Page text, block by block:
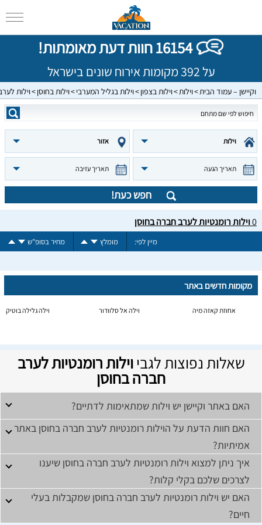
16154 חוות דעת מאומתות!
על 392 מקומות אירוח שונים בישראל
וקיישן – עמוד הבית וילות וילות בצפון וילות בגליל המערבי וילות בחוסן וילות
וילות אזור
תאריך הגעה תאריך עזיבה
חפש כעת!
0וילות רומנטיות לערב חברה בחוסן
מיין לפי: מומלץ מחיר בסופ"ש
מקומות חדשים באתר
אחוזת קאזה מיה וילה אל סלוודור וילה גלילה בוטיק
שאלות נפוצות לגביוילות רומנטיות לערב
חברה בחוסן
האם באתר וקיישן יש וילות שמתאימות לדתיים?
האם חוות הדעת על הוילות רומנטיות לערב חברה בחוסן באתר
אמיתיות?
איך ניתן למצוא וילות רומנטיות לערב חברה בחוסן שיענו
לצרכים שלכם בקלי קלות?
האם יש וילות רומנטיות לערב חברה בחוסן שמקבלות בעלי
חיים?